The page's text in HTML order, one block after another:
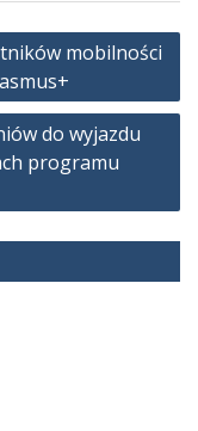
mobilności
do wyjazdu
programu